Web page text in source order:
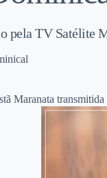
pela TV Satélite
Maranata